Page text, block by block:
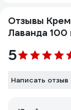
Отзывы
Лаванда
5
Написать отзыв